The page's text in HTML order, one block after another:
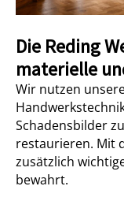
Die Reding
materielle
Wir nutzen
Schadensbilder
restaurieren. Mit
zusätzlich
bewahrt.